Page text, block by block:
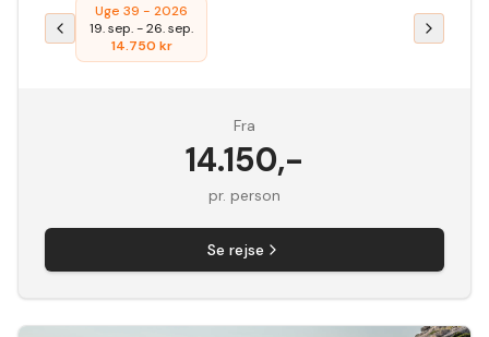
Uge 39 - 2026
19. sep.-26. sep.
14.750 kr
Fra
14.150,-
pr. person
Se rejse